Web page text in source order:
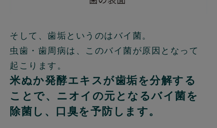
そして、歯垢というのはバイ菌。
虫歯・歯周病は、このバイ菌が原因となって
起こります。
米ぬか発酵エキスが歯垢を分解する
ことで、ニオイの元となるバイ菌を
除菌し、口臭を予防します。